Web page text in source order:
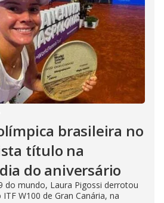
brasileira no
título na
do aniversário
do mundo, Laura Pigossi derrotou
W100 de Gran Canária, na